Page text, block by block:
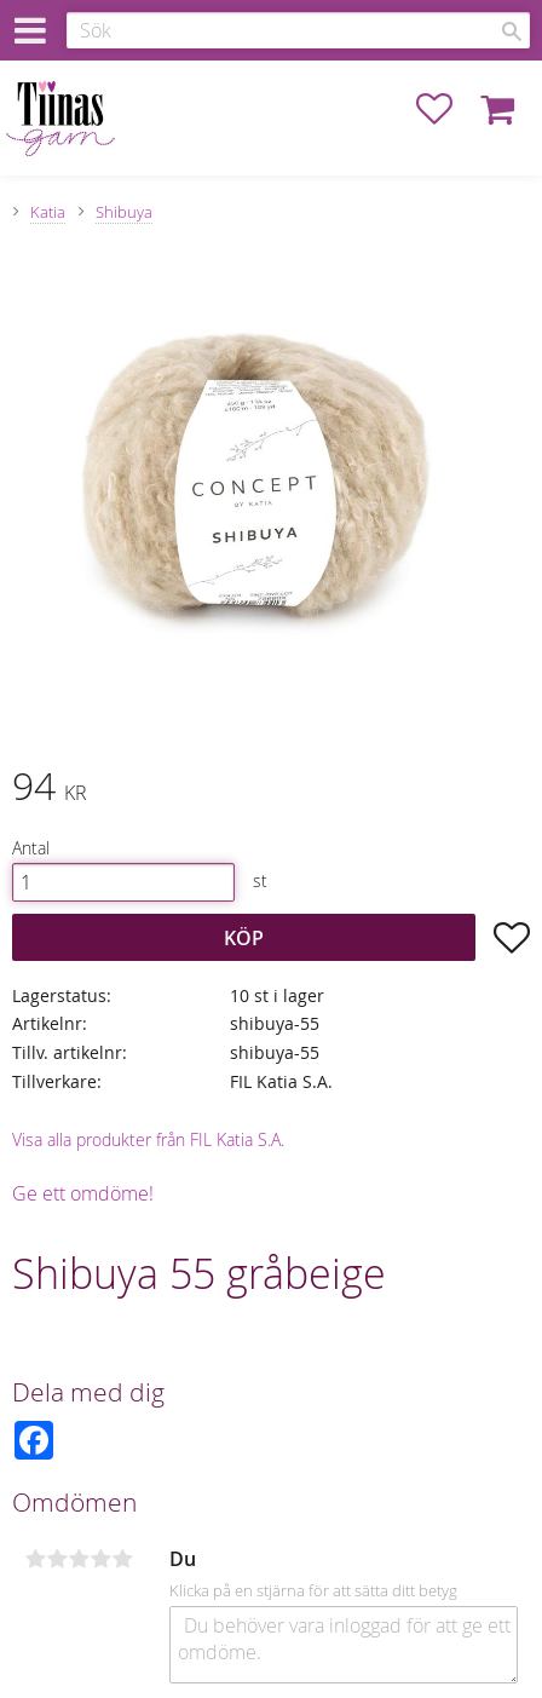
Favoriter
Katia Shibuya
94 KR
Antal
st
KÖP
Lagerstatus
10 st i lager
Artikelnr
shibuya-55
Tillv. artikelnr
shibuya-55
Tillverkare
FIL Katia S.A.
Visa alla produkter från FIL Katia S.A.
Ge ett omdöme!
Shibuya 55 gråbeige
Dela med dig
b
o
k
Omdömen
Du
Klicka på en stjärna för att sätta ditt betyg